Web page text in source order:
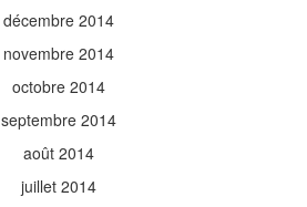
décembre 2014
novembre 2014
octobre 2014
septembre 2014
août 2014
juillet 2014